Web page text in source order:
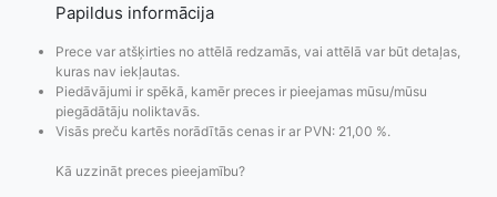
Papildus informācija
Prece var atšķirties no attēlā redzamās, vai attēlā var būt detaļas,
kuras nav iekļautas.
Piedāvājumi ir spēkā, kamēr preces ir pieejamas mūsu/mūsu
piegādātāju noliktavās.
Visās preču kartēs norādītās cenas ir ar PVN: 21,00 %.
Kā uzzināt preces pieejamību?